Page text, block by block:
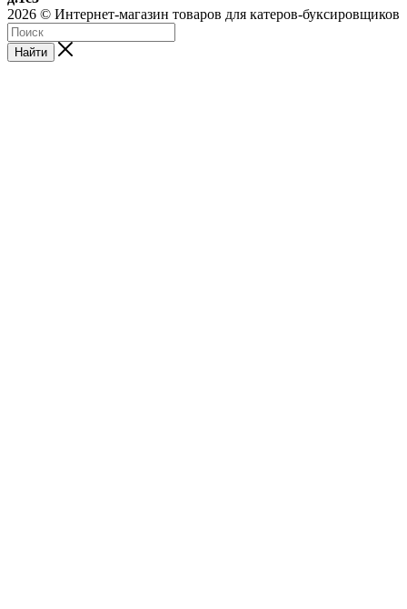
2026 © Интернет-магазин товаров для катеров-буксировщиков
Найти